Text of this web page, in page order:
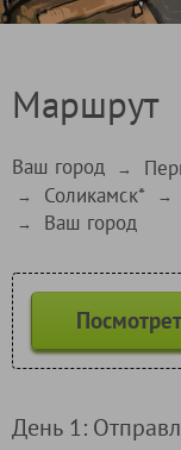
Маршрут
Ваш город →
→ Соликамск* →
→ Ваш город
День 1: